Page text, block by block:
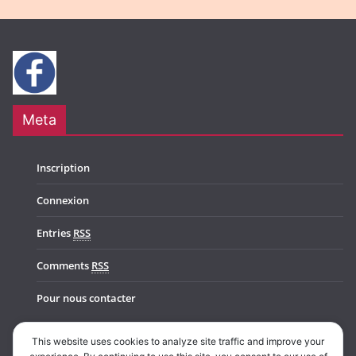
Meta
Inscription
Connexion
Entries RSS
Comments RSS
Pour nous contacter
This website uses cookies to analyze site traffic and improve your